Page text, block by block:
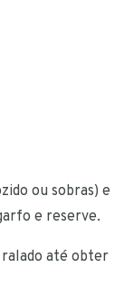
ou sobras) e
e reserve.
ralado até obter